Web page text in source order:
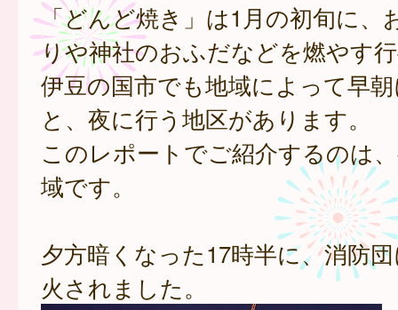
「どんど焼き」は1月の初旬に、
りや神社のおふだなどを燃やす
伊豆の国市でも地域によって早
と、夜に行う地区があります。
このレポートでご紹介するのは
域です。
夕方暗くなった17時半に、消防
火されました。